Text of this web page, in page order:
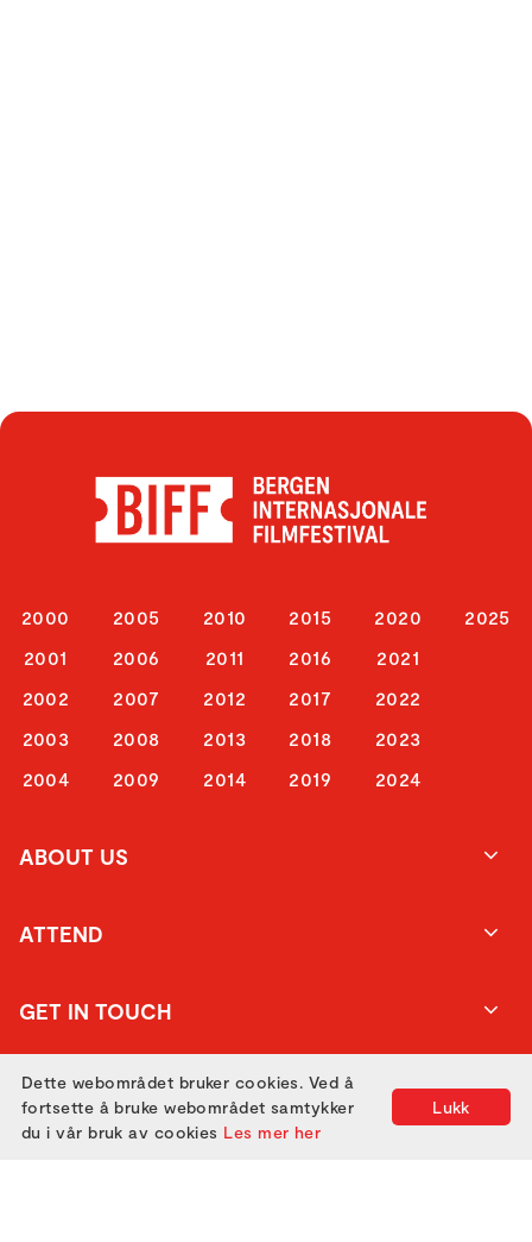
2000
2001
2002
2003
2004
2005
2006
2007
2008
2009
2010
2011
2012
2013
2014
2015
2016
2017
2018
2019
2020
2021
2022
2023
2024
2025
ABOUT US
ATTEND
GET IN TOUCH
Lukk
Dette webområdet bruker cookies. Ved å
fortsette å bruke webområdet samtykker
du i vår bruk av cookies Les mer her